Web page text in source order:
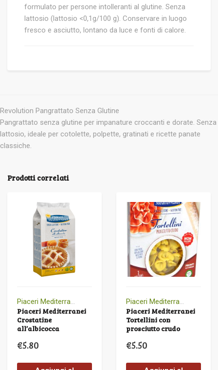
formulato per persone intolleranti al glutine. Senza
lattosio (lattosio <0,1g/100 g). Conservare in luogo
fresco e asciutto, lontano da luce e fonti di calore.
Revolution Pangrattato Senza Glutine
Pangrattato senza glutine per impanature croccanti e dorate. Senza
lattosio, ideale per cotolette, polpette, gratinati e ricette panate
classiche.
Prodotti correlati
Piaceri Mediterranei
Piaceri Mediterranei
Crostatine
all’albicocca
€5.80
Piaceri Mediterranei
Piaceri Mediterranei
Tortellini con
prosciutto crudo
€5.50